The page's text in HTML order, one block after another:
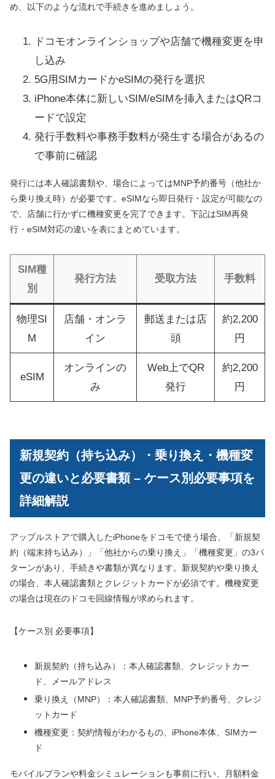
め、以下のような流れで手続きを進めましょう。
ドコモオンラインショップや店舗で機種変更を申
し込み
5G用SIMカードかeSIMの発行を選択
iPhone本体に新しいSIM/eSIMを挿入またはQRコ
ードで設定
発行手数料や事務手数料が発生する場合があるの
で事前に確認
発行には本人確認書類や、場合によってはMNP予約番号（他社か
ら乗り換え時）が必要です。eSIMなら即日発行・設定が可能なの
で、店舗に行かずに機種変更を完了できます。下記はSIM再発
行・eSIM対応の違いを表にまとめています。
SIM種
別
発行方法 受取方法 手数料
物理SI
M
店舗・オンラ
イン
郵送または店
頭
約2,200
円
eSIM
オンラインの
み
Web上でQR
発行
約2,200
円
新規契約（持ち込み）・乗り換え・機種変
更の違いと必要書類 – ケース別必要事項を
詳細解説
アップルストアで購入したiPhoneをドコモで使う場合、「新規契
約（端末持ち込み）」「他社からの乗り換え」「機種変更」の3パ
ターンがあり、手続きや書類が異なります。新規契約や乗り換え
の場合、本人確認書類とクレジットカードが必須です。機種変更
の場合は現在のドコモ回線情報が求められます。
【ケース別 必要事項】
新規契約（持ち込み）：本人確認書類、クレジットカー
ド、メールアドレス
乗り換え（MNP）：本人確認書類、MNP予約番号、クレジ
ットカード
機種変更：契約情報がわかるもの、iPhone本体、SIMカー
ド
モバイルプランや料金シミュレーションも事前に行い、月額料金